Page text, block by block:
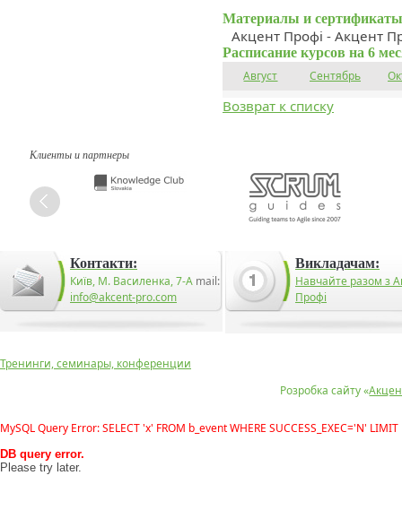
Материалы и
Акцент Профі - Акцент
Расписание курсов на 6
Август Сентябрь
Возврат к списку
Клиенты и партнеры
Контакти:
Київ, М. Василенка, 7-А mail:
info@akcent-pro.com
Викладачам:
Навчайте разом з
Профі
Розробка сайту «
Тренинги, семинары, конференции
MySQL Query Error: SELECT 'x' FROM b_event WHERE SUCCESS_EXEC='N' LIMIT
DB query error.
Please try later.